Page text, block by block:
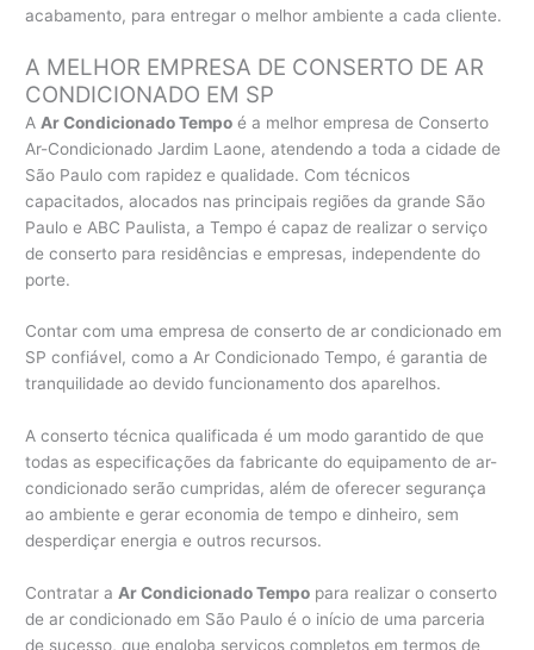
acabamento, para entregar o melhor ambiente a cada cliente.
A MELHOR EMPRESA DE CONSERTO DE AR
CONDICIONADO EM SP
A Ar Condicionado Tempo é a melhor empresa de Conserto
Ar-Condicionado Jardim Laone, atendendo a toda a cidade de
São Paulo com rapidez e qualidade. Com técnicos
capacitados, alocados nas principais regiões da grande São
Paulo e ABC Paulista, a Tempo é capaz de realizar o serviço
de conserto para residências e empresas, independente do
porte.
Contar com uma empresa de conserto de ar condicionado em
SP confiável, como a Ar Condicionado Tempo, é garantia de
tranquilidade ao devido funcionamento dos aparelhos.
A conserto técnica qualificada é um modo garantido de que
todas as especificações da fabricante do equipamento de ar-
condicionado serão cumpridas, além de oferecer segurança
ao ambiente e gerar economia de tempo e dinheiro, sem
desperdiçar energia e outros recursos.
Contratar a Ar Condicionado Tempo para realizar o conserto
de ar condicionado em São Paulo é o início de uma parceria
de sucesso, que engloba serviços completos em termos de